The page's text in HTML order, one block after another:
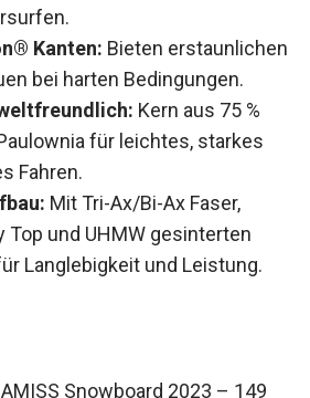
Kanten: Bieten
und Vertrauen bei harten
Kern aus 75 %
für leichtes, starkes
Fahren.
Mit Tri-Ax/Bi-Ax Faser,
Top und UHMW gesinterten